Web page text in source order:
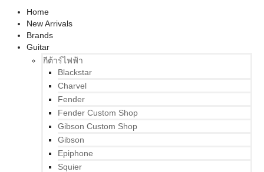
Home
New Arrivals
Brands
Guitar
กีต้าร์ไฟฟ้า
Blackstar
Charvel
Fender
Fender Custom Shop
Gibson Custom Shop
Gibson
Epiphone
Squier